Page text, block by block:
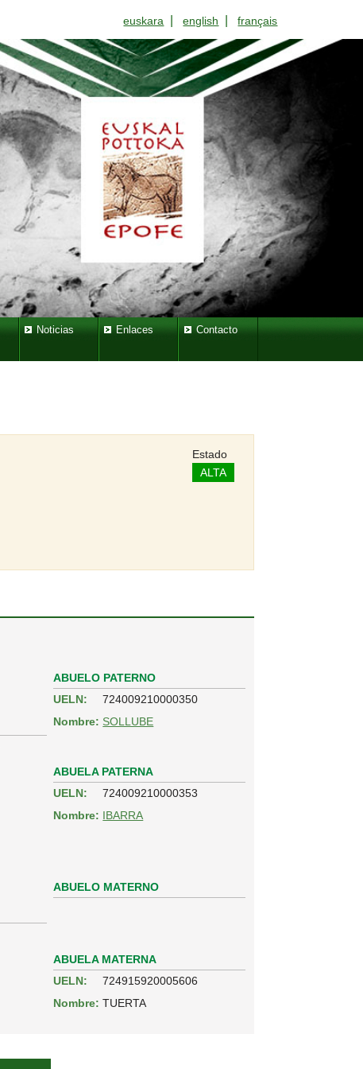
euskara |english |français
Noticias Enlaces Contacto
Estado
ALTA
ABUELO PATERNO
UELN:
724009210000350
Nombre: SOLLUBE
ABUELA PATERNA
UELN:
724009210000353
Nombre: IBARRA
ABUELO MATERNO
ABUELA MATERNA
UELN:
724915920005606
Nombre: TUERTA